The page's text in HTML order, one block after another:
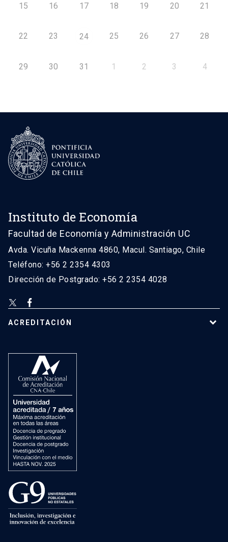
15 16 17 18 19 20 21
22 23 24 25 26 27 28
29 30 31 1 2 3 4
Instituto de Economía
Facultad de Economía y Administración UC
Avda. Vicuña Mackenna 4860, Macul. Santiago, Chile
Teléfono: +56 2 2354 4303
Dirección de Postgrado: +56 2 2354 4028
ACREDITACIÓN